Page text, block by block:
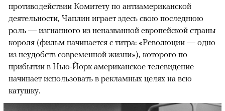
противодействии Комитету по антиамериканской
деятельности, Чаплин играет здесь свою последнюю
роль — изгнанного из неназванной европейской страны
короля (фильм начинается с титра: «Революции — одно
из неудобств современной жизни»), которого по
прибытии в Нью-Йорк американское телевидение
начинает использовать в рекламных целях на всю
катушку.